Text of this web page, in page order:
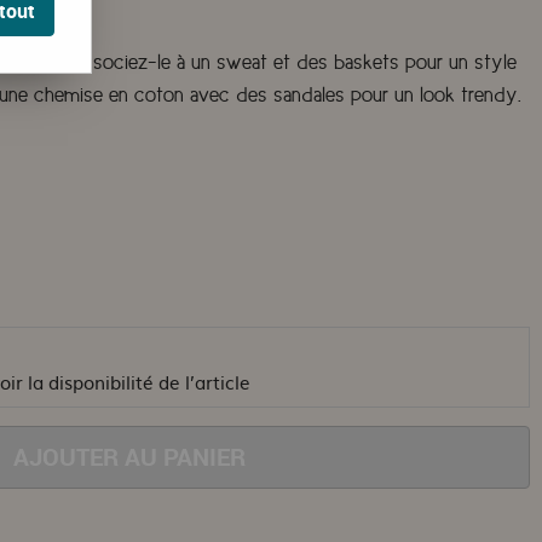
travail. Associez-le à un sweat et des baskets pour un style
chemise en coton avec des sandales pour un look trendy.
la disponibilité de l’article